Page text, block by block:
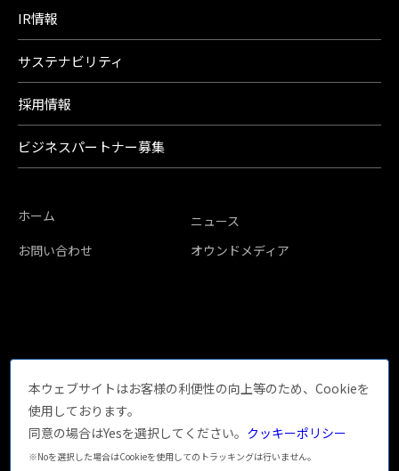
IR情報
サステナビリティ
採用情報
ビジネスパートナー募集
ホーム
ニュース
お問い合わせ
オウンドメディア
サイトマッププライバシーポリシークッキーポリシー サイトポリシー
本ウェブサイトはお客様の利便性の向上等のため、Cookieを
使用しております。
同意の場合はYesを選択してください。 クッキーポリシー
※Noを選択した場合はCookieを使用してのトラッキングは行いません。